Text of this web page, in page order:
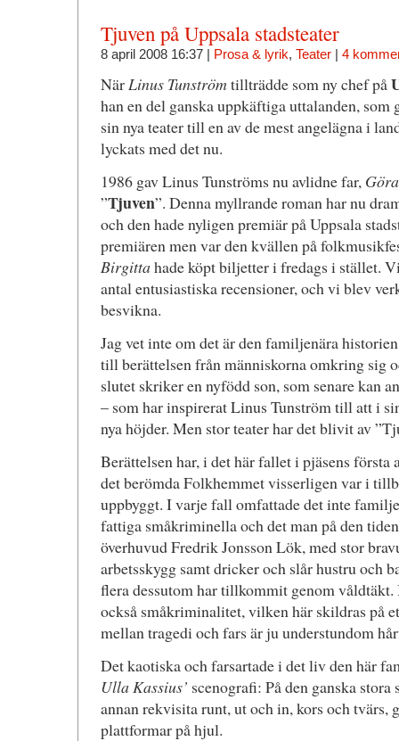
Tjuven på Uppsala stadsteater
8 april 2008 16:37 | Prosa & lyrik, Teater| 4
NärLinus Tunströmtillträdde som ny chef på
han en del ganska uppkäftiga uttalanden,
sin nya teater till en av de mest angelägna i
lyckats med det nu.
1986 gav Linus Tunströms nu avlidne far,
”Tjuven”. Denna myllrande roman har nu
och den hade nyligen premiär på Uppsala
premiären men var den kvällen på
Birgittahade köpt biljetter i fredags i stället.
antal entusiastiska recensioner, och vi blev
besvikna.
Jag vet inte om det är den familjenära
till berättelsen från människorna omkring sig
slutet skriker en nyfödd son, som senare kan
– som har inspirerat Linus Tunström till att i
nya höjder. Men stor teater har det blivit av
Berättelsen har, i det här fallet i pjäsens första
det berömda Folkhemmet visserligen var i
uppbyggt. I varje fall omfattade det inte
fattiga småkriminella och det man på den
överhuvud Fredrik Jonsson Lök, med stor
arbetsskygg samt dricker och slår hustru och
flera dessutom har tillkommit genom
också småkriminalitet, vilken här skildras på
mellan tragedi och fars är ju understundom
Det kaotiska och farsartade i det liv den här
Ulla Kassius’ scenografi: På den ganska
annan rekvisita runt, ut och in, kors och tvärs,
plattformar på hjul.